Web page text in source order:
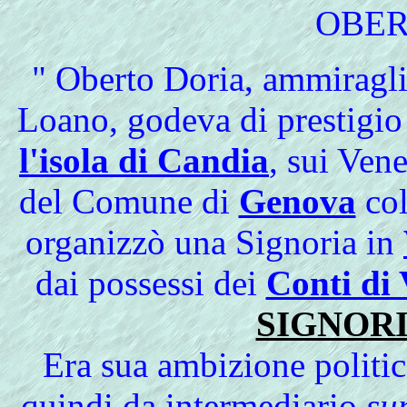
" Oberto Doria,
Loano, godeva di
l'isola di Candia, sui
del Comune diGenova
organizzò una Signoria in
dai possessi deiConti di
Era sua ambizione